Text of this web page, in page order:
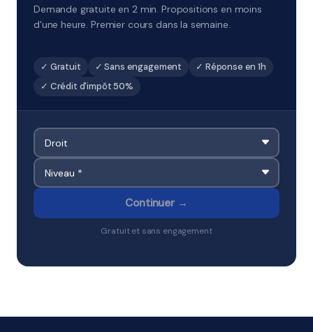
Demande gratuite en 2 min. Propositions en moins
d'une heure. Premier cours dans la semaine.
✓ Gratuit ✓ Sans engagement
✓ Réponse en 1h
✓ Crédit d'impôt 50%
Continuer →
Gratuit et sans engagement